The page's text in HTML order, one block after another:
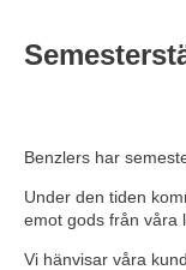
Benzlers har
Under den tiden
emot gods från våra
Vi hänvisar våra